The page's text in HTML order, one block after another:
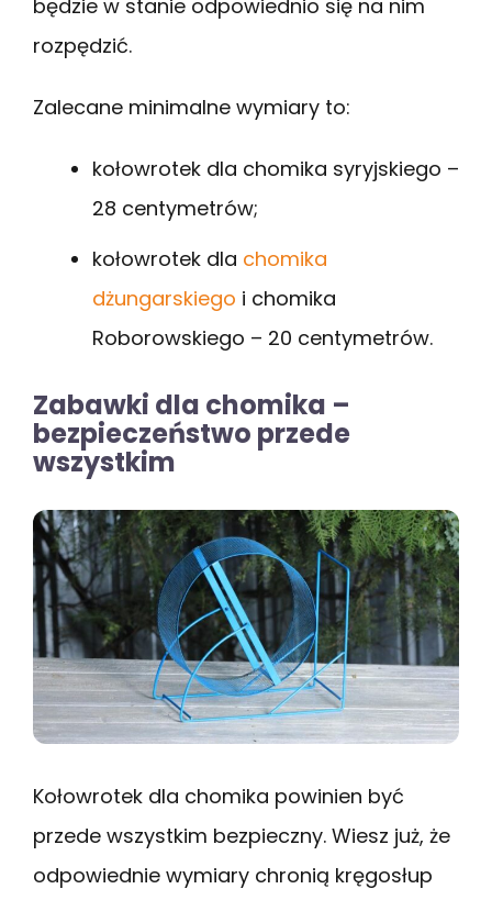
będzie w stanie odpowiednio się na nim
rozpędzić.
Zalecane minimalne wymiary to:
kołowrotek dla chomika syryjskiego –
28 centymetrów;
kołowrotek dla chomika
dżungarskiego i chomika
Roborowskiego – 20 centymetrów.
Zabawki dla chomika –
bezpieczeństwo przede
wszystkim
Kołowrotek dla chomika powinien być
przede wszystkim bezpieczny. Wiesz już, że
odpowiednie wymiary chronią kręgosłup